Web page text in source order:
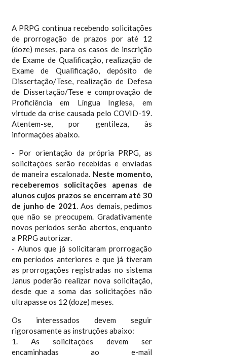
A PRPG continua recebendo solicitações
de prorrogação de prazos por até 12
(doze) meses, para os casos de inscrição
de Exame de Qualificação, realização de
Exame de Qualificação, depósito de
Dissertação/Tese, realização de Defesa
de Dissertação/Tese e comprovação de
Proficiência em Língua Inglesa, em
virtude da crise causada pelo COVID-19.
Atentem-se, por gentileza, às
informações abaixo.
- Por orientação da própria PRPG, as
solicitações serão recebidas e enviadas
de maneira escalonada. Neste momento,
receberemos solicitações apenas de
alunos cujos prazos se encerram até 30
de junho de 2021. Aos demais, pedimos
que não se preocupem. Gradativamente
novos períodos serão abertos, enquanto
a PRPG autorizar.
- Alunos que já solicitaram prorrogação
em períodos anteriores e que já tiveram
as prorrogações registradas no sistema
Janus poderão realizar nova solicitação,
desde que a soma das solicitações não
ultrapasse os 12 (doze) meses.
Os interessados devem seguir
rigorosamente as instruções abaixo:
1. As solicitações devem ser
encaminhadas ao e-mail